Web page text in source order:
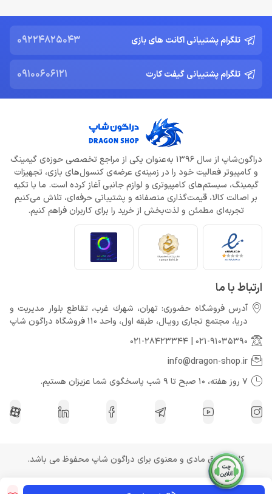
تلگرام پشتیبانی اکانت های بازی 09224825043
تلگرام پشتیبانی گیفت کارت 09100606121
دراگون‌شاپ از سال 1396 به‌عنوان یکی از مراجع تخصصی حوزه‌ی گیمینگ
و کامپیوتر فعالیت خود را در زمینه‌ی عرضه‌ی کنسول‌های بازی، تجهیزات
گیمینگ، سیستم‌های کامپیوتری و لوازم جانبی آغاز کرده است. ما با تکیه
بر اصالت کالا، قیمت‌گذاری منصفانه و پشتیبانی حرفه‌ای، تلاش می‌کنیم
تجربه‌ای مطمئن و لذت‌بخش از خرید را برای کاربران فراهم کنیم.
ارتباط با ما
آدرس فروشگاه حضوری: تهران، شهرك غرب، تقاطع بلوار مدیریت و
دريا، مجتمع تجارى رويـال، طبقه اول، واحد 110 فروشگاه دراگون شاپ
021-91035390
021-28423344
info@dragon-shop.ir
7 روز هفته، 10 صبح تا 9 شب پاسخگوی شما عزیزان هستیم.
کلیه حقوق مادی و معنوی برای دراگون شاپ محفوظ می باشد.